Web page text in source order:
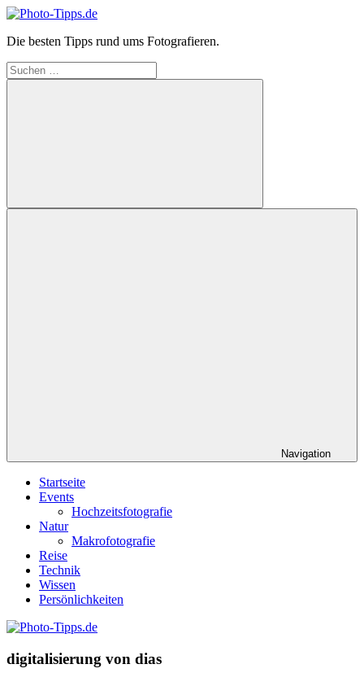
Zum
springen
Photo-
Die besten Tipps rund ums Fotografieren.
Suchen
nach:
Suchen
Navigation
Startseite
Events
Hochzeitsfotografie
Natur
Makrofotografie
Reise
Technik
Wissen
Persönlichkeiten
digitalisierung von dias